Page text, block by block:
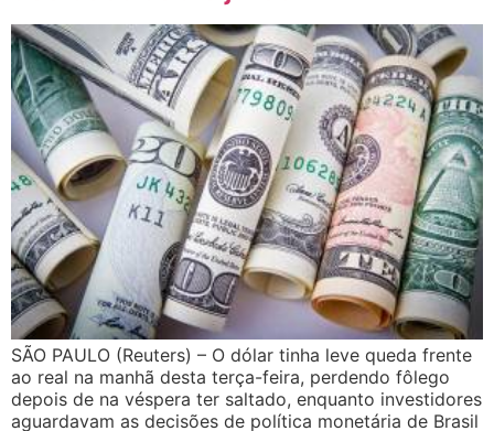
SÃO PAULO (Reuters) – O dólar tinha leve queda frente
ao real na manhã desta terça-feira, perdendo fôlego
depois de na véspera ter saltado, enquanto investidores
aguardavam as decisões de política monetária de Brasil